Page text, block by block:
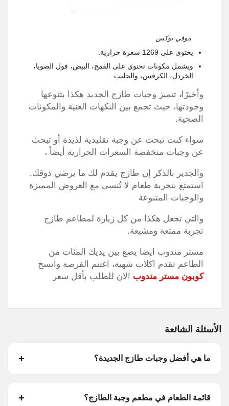
موفي بوكس
يحتوي على 1269 سعرة حرارية.
ويشمل مكونات تحتوي على القمح، البيض، فول الصويا،
الخردل، الكرفس، والحليب.
وأخيرًا ، تتميز وجبات طازج الجديد هكذا بتنوعها
وجودتها، حيث تجمع بين النكهات الغنية والمكونات
الصحية.
سواء كنت تبحث عن وجبة تقليدية لذيذة أو تبحث
عن وجبات منخفضة السعرات الحرارية أيضاً ،
والجدير بالذكر إن طازج يقدم لك ما يرضي ذوقك.
استمتع بتجربة طعام لا تُنسى مع العروض المميزة
والوجبات المتنوعة
والتي تجعل هكذا من كل زيارة لمطاعم طازج
تجربة ممتعة ومشبعة.
مستر مندوب ايضا يضع بين يديك المئات من
الطاعم تقدم اكلات شهية، اغتنم الفرصة وانسخ
كوبون مستر مندوب الان للطلب بأقل سعر
الأسئلة الشائعة
ما هي أفضل وجبات طازج الجديدة؟
قائمة الطعام في مطعم وجبة الطازج؟